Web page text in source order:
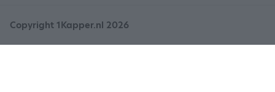
Copyright 1Kapper.nl 2026